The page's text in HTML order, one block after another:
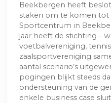
Beekbergen heeft
staken om te komen tot
Sportcentrum in
jaar heeft de stichting –
voetbalvereniging,
zaalsportvereniging
aantal scenario’s
pogingen blijkt steeds
ondersteuning van de
enkele business case